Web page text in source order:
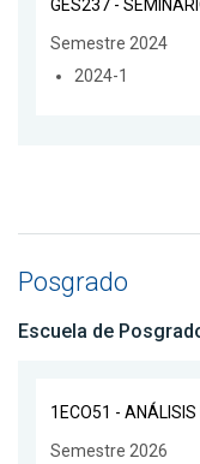
GES237 -
Semestre 2024
2024-1
Posgrado
Escuela de
1ECO51 -
Semestre 2026